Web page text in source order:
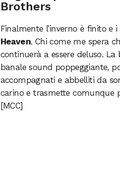
Brothers
Finalmente l’inverno è finito e i
Heaven. Chi come me spera
continuerà a essere deluso.
banale sound poppeggiante,
accompagnati e abbelliti da
carino e trasmette comunque
[MCC]